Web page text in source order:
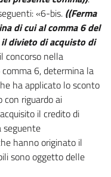
«6-bis. ((Ferma
di cui al comma 6 del
divieto di acquisto di
concorso nella
6, determina la
ha applicato lo sconto
con riguardo ai
il credito di
seguente
hanno originato il
sono oggetto delle